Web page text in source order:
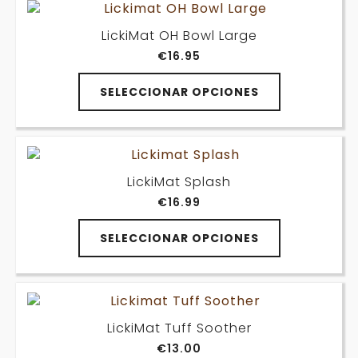
producto
variantes.
opciones
pueden
elegir
en
la
producto
LickiMat OH Bowl Large
€16.95
SELECCIONAR OPCIONES
Este
producto
tiene
múltiples
variantes.
opciones
pueden
elegir
en
la
página
producto
LickiMat Splash
€16.99
SELECCIONAR OPCIONES
Este
producto
tiene
múltiples
variantes.
opciones
LickiMat Tuff Soother
€13.00